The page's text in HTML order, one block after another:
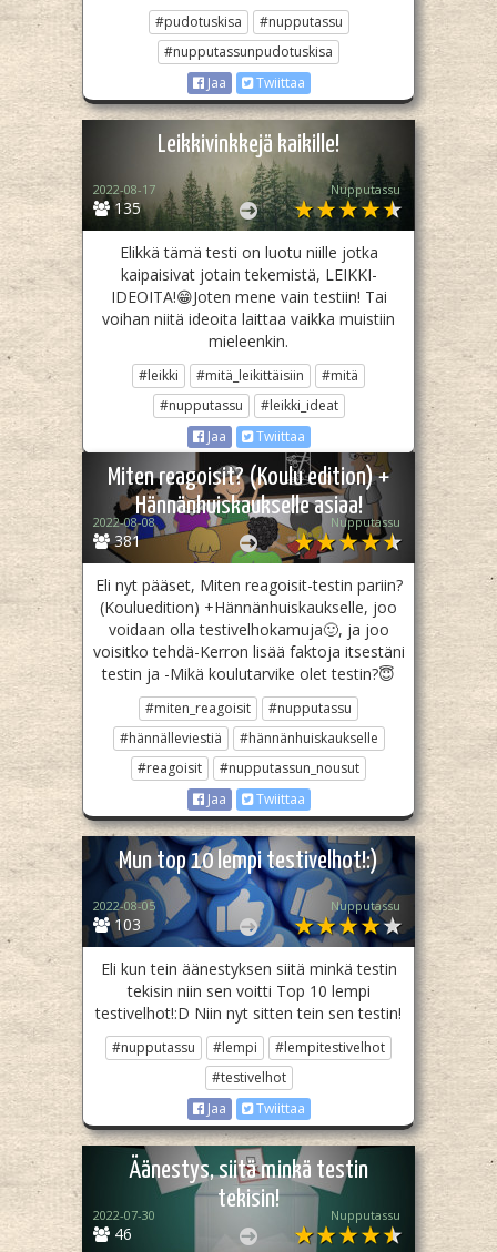
#pudotuskisa
#nupputassu
#nupputassunpudotuskisa
Jaa
Twiittaa
Leikkivinkkejä kaikille!
135
2022-08-17 Nupputassu
Elikkä tämä testi on luotu niille jotka
kaipaisivat jotain tekemistä, LEIKKI-
IDEOITA!😁Joten mene vain testiin! Tai
voihan niitä ideoita laittaa vaikka muistiin
mieleenkin.
#leikki #mitä_leikittäisiin
#mitä
#nupputassu
#leikki_ideat
Jaa
Twiittaa
Miten reagoisit? (Koulu edition) +
Hännänhuiskaukselle asiaa!
381
2022-08-08 Nupputassu
Eli nyt pääset, Miten reagoisit-testin pariin?
(Kouluedition) +Hännänhuiskaukselle, joo
voidaan olla testivelhokamuja🙂, ja joo
voisitko tehdä-Kerron lisää faktoja itsestäni
testin ja -Mikä koulutarvike olet testin?😇
#miten_reagoisit
#nupputassu
#hännälleviestiä
#hännänhuiskaukselle
#reagoisit
#nupputassun_nousut
Jaa
Twiittaa
Mun top 10 lempi testivelhot!:)
103
2022-08-05 Nupputassu
Eli kun tein äänestyksen siitä minkä testin
tekisin niin sen voitti Top 10 lempi
testivelhot!:D Niin nyt sitten tein sen testin!
#nupputassu #lempi
#lempitestivelhot
#testivelhot
Jaa
Twiittaa
Äänestys, siitä minkä testin
tekisin!
46
2022-07-30 Nupputassu